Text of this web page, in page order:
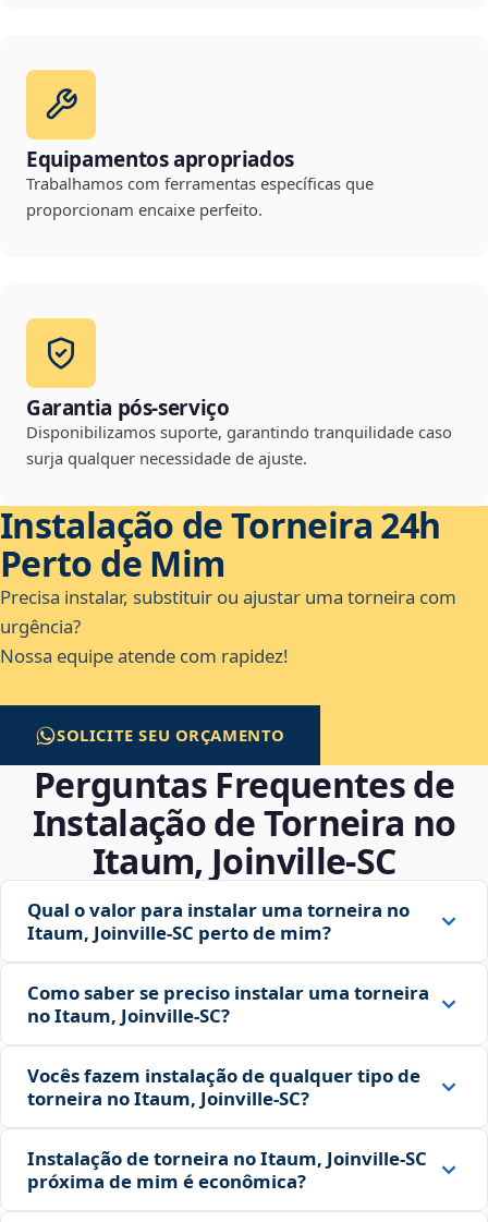
Equipamentos apropriados
Trabalhamos com ferramentas específicas que
proporcionam encaixe perfeito.
Garantia pós-serviço
Disponibilizamos suporte, garantindo tranquilidade caso
surja qualquer necessidade de ajuste.
Instalação de Torneira 24h
Perto de Mim
Precisa instalar, substituir ou ajustar uma torneira com
urgência?
Nossa equipe atende com rapidez!
SOLICITE SEU ORÇAMENTO
Perguntas Frequentes de
Instalação de Torneira no
Itaum, Joinville‑SC
Qual o valor para instalar uma torneira no
Itaum, Joinville‑SC perto de mim?
Como saber se preciso instalar uma torneira
no Itaum, Joinville‑SC?
Vocês fazem instalação de qualquer tipo de
torneira no Itaum, Joinville‑SC?
Instalação de torneira no Itaum, Joinville‑SC
próxima de mim é econômica?